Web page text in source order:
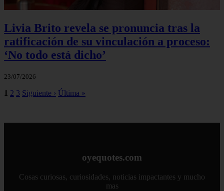
Livia Brito revela se pronuncia tras la
ratificación de su vinculación a proceso:
‘No todo está dicho’
23/07/2026
1 2 3 Siguiente › Última »
oyequotes.com
Cosas curiosas, curiosidades, noticias impactantes y mucho
mas